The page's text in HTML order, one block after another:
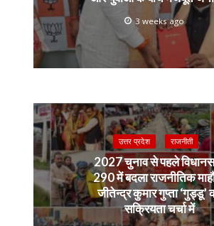
3 weeks ago
उत्तर प्रदेश राजनीती
2027 चुनाव से पहले
290 में बदला राजनीतिक
जीतेन्द्र कुमार गुप्ता ‘गुड्डू’
सक्रियता चर्चा में